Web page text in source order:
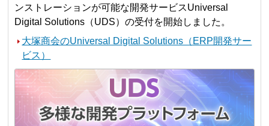
ンストレーションが可能な開発サービスUniversal
Digital Solutions（UDS）の受付を開始しました。
大塚商会のUniversal Digital Solutions（ERP開発サー
ビス）